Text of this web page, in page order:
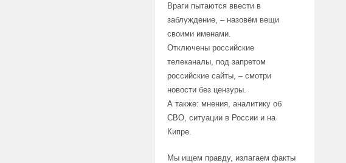
Враги пытаются ввести в
заблуждение, – назовём вещи
своими именами.
Отключены российские
телеканалы, под запретом
российские сайты, – смотри
новости без цензуры.
А также: мнения, аналитику об
СВО, ситуации в России и на
Кипре.
Мы ищем правду, излагаем факты